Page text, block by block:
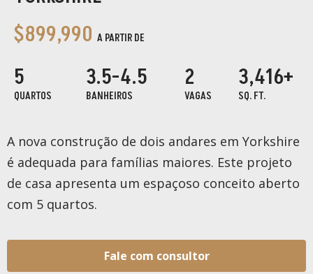
$899,990 A PARTIR DE
5
QUARTOS
3.5-4.5
BANHEIROS
2
VAGAS
3,416+
SQ. FT.
A nova construção de dois andares em Yorkshire
é adequada para famílias maiores. Este projeto
de casa apresenta um espaçoso conceito aberto
com 5 quartos.
Fale com consultor